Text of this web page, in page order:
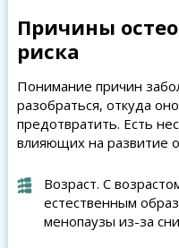
Причины
риска
Понимание причин
разобраться, откуда
предотвратить. Есть
влияющих на развитие
Возраст. С
естественным
менопаузы из-за